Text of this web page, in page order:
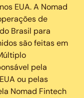
EUA. A Nomad
de
Brasil para
são feitas em
pela
ou pelas
Nomad Fintech